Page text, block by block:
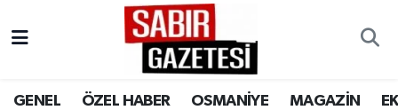
GENEL ÖZEL HABER OSMANİYE MAGAZİN
Osmaniye Nöbetçi Eczaneler